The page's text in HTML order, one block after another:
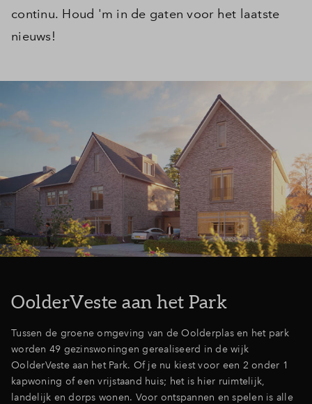
Inloggen
continu. Houd 'm in de gaten voor het laatste
nieuws!
OolderVeste aan het Park
Tussen de groene omgeving van de Oolderplas en het park
worden 49 gezinswoningen gerealiseerd in de wijk
OolderVeste aan het Park. Of je nu kiest voor een 2 onder 1
kapwoning of een vrijstaand huis; het is hier ruimtelijk,
landelijk en dorps wonen. Voor ontspannen en spelen is alle